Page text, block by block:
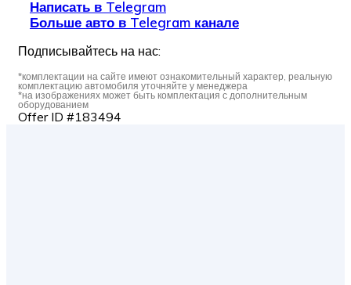
Написать в Telegram
Больше авто в Telegram канале
Подписывайтесь на нас:
*комплектации на сайте имеют ознакомительный характер, реальную
комплектацию автомобиля уточняйте у менеджера
*на изображениях может быть комплектация с дополнительным
оборудованием
Offer ID #183494